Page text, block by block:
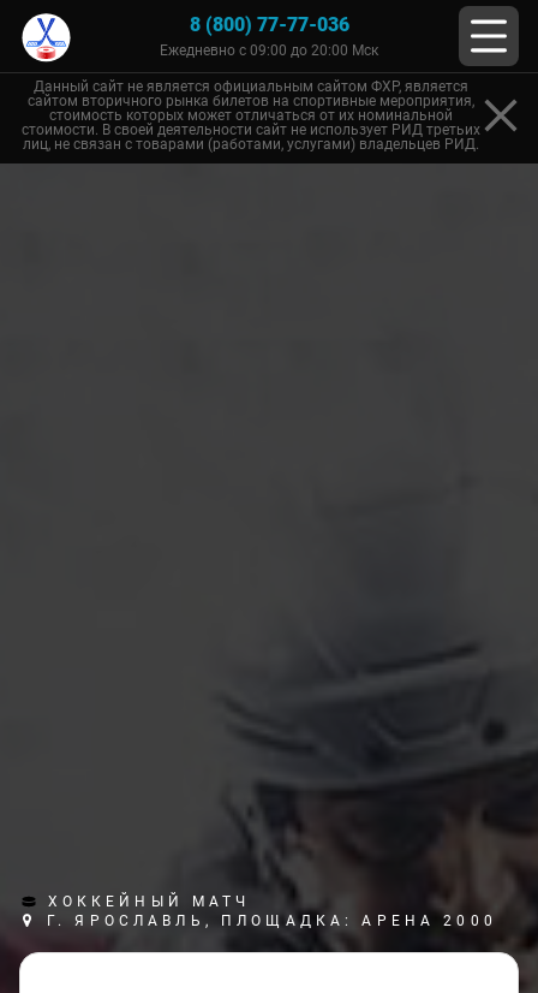
8 (800) 77-77-036
Ежедневно с 09:00 до 20:00 Мск
Данный сайт не является официальным сайтом ФХР, является
сайтом вторичного рынка билетов на спортивные мероприятия,
стоимость которых может отличаться от их номинальной
стоимости. В своей деятельности сайт не использует РИД третьих
лиц, не связан с товарами (работами, услугами) владельцев РИД.
ХОККЕЙНЫЙ МАТЧ
Г. ЯРОСЛАВЛЬ, ПЛОЩАДКА: АРЕНА 2000